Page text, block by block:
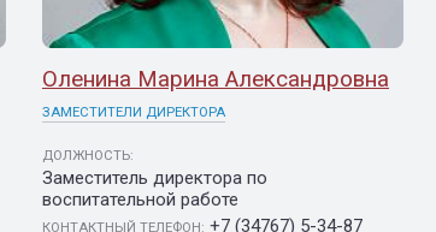
Оленина Марина Александровна
ЗАМЕСТИТЕЛИ ДИРЕКТОРА
ДОЛЖНОСТЬ:
Заместитель директора по
воспитательной работе
КОНТАКТНЫЙ ТЕЛЕФОН: +7 (34767) 5-34-87